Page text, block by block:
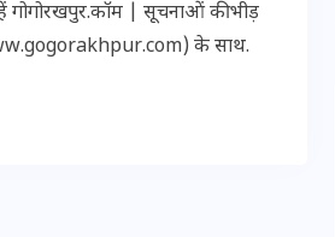
| सूचनाओं की भीड़
के साथ.